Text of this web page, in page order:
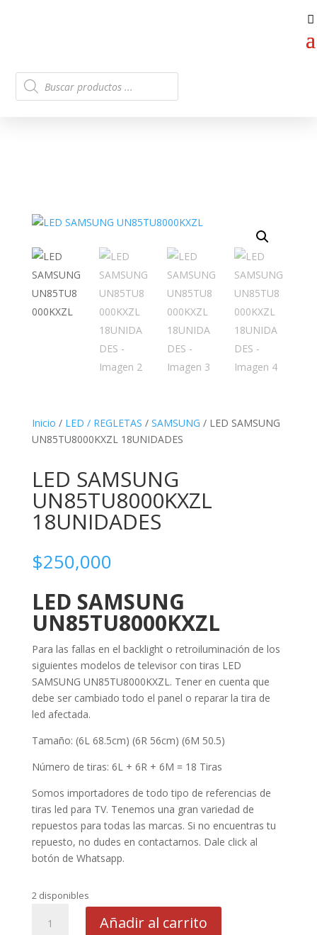
Búsqueda
de
productos
Inicio / LED / REGLETAS / SAMSUNG / LED SAMSUNG
UN85TU8000KXZL 18UNIDADES
LED SAMSUNG
UN85TU8000KXZL
18UNIDADES
$250,000
LED SAMSUNG
UN85TU8000KXZL
Para las fallas en el backlight o retroiluminación de los
siguientes modelos de televisor con tiras LED
SAMSUNG UN85TU8000KXZL. Tener en cuenta que
debe ser cambiado todo el panel o reparar la tira de
led afectada.
Tamaño: (6L 68.5cm) (6R 56cm) (6M 50.5)
Número de tiras: 6L + 6R + 6M = 18 Tiras
Somos importadores de todo tipo de referencias de
tiras led para TV. Tenemos una gran variedad de
repuestos para todas las marcas. Si no encuentras tu
repuesto, no dudes en contactarnos. Dale click al
botón de Whatsapp.
2 disponibles
SAMSUNG
Añadir al carrito